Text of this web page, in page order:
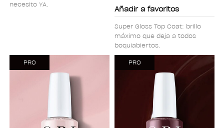
necesito YA.
Añadir a favoritos
Super Gloss Top Coat: brillo
máximo que deja a todos
boquiabiertos.
PRO PRO